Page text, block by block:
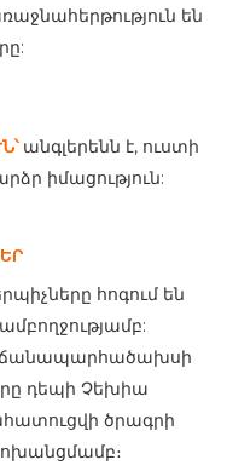
են
անգլերենն է, ուստի
իմացություն:
հոգում են
ճանապարհածախսի
դեպի Չեխիա
ծրագրի